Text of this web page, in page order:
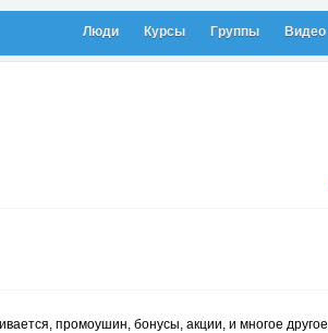
Люди Курсы Группы Видео
промоушин, бонусы, акции, и многое другое